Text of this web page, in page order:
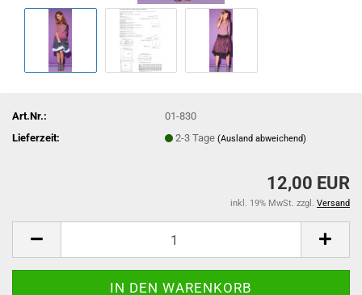
Art.Nr.:
01-830
Lieferzeit:
2-3 Tage(Ausland abweichend)
12,00 EUR
inkl. 19% MwSt. zzgl. Versand